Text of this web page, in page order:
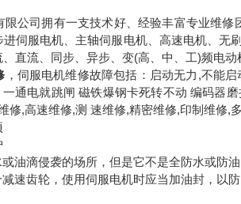
限公司拥有一支技术好、经验丰富专业维
伺服电机、主轴伺服电机、高速电机、无
直流、同步、异步、变(高、中、工)频电动
，伺服电机维修故障包括：启动无力,不能
通电就跳闸 磁铁爆钢卡死转不动 编码器
修,高速维修,测 速维修,精密维修,印制维修,
油滴侵袭的场所，但是它不是全防水或防
速齿轮，使用伺服电机时应当加油封，以